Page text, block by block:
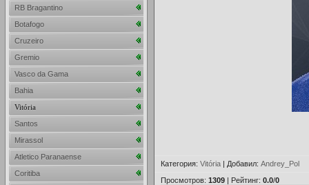
Категория: Vitória | Добавил: Andrey_Pol
Просмотров: 1309 | Рейтинг: 0.0/0
RB Bragantino
Botafogo
Cruzeiro
Gremio
Vasco da Gama
Bahia
Vitória
Santos
Mirassol
Atletico Paranaense
Coritiba